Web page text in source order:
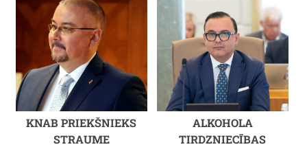
KNAB PRIEKŠNIEKS
STRAUME
ALKOHOLA
TIRDZNIECĪBAS